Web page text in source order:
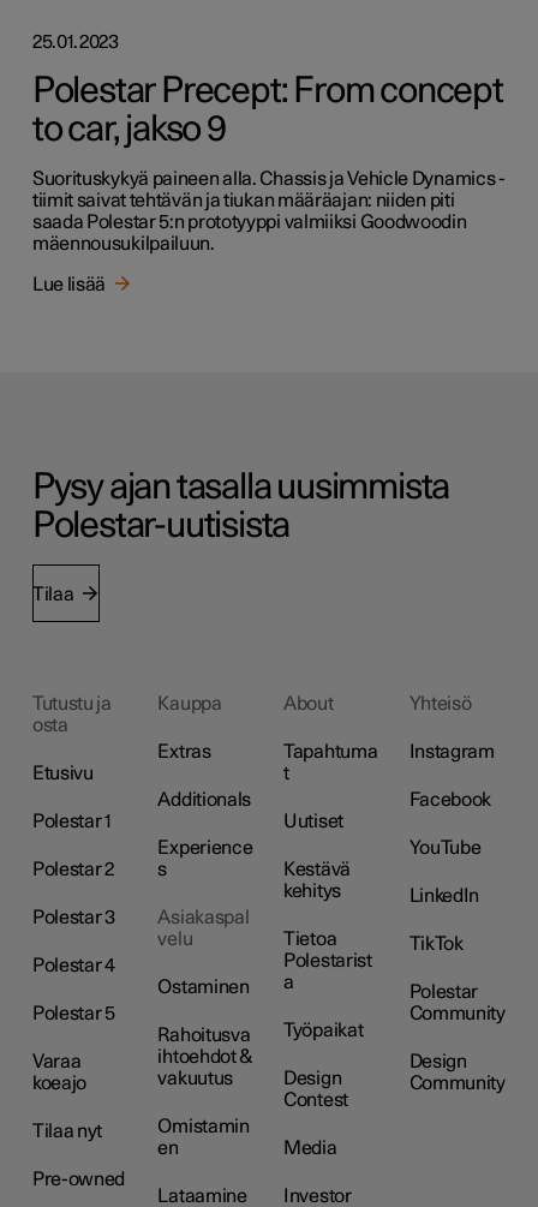
25.01.2023
Polestar Precept: From concept
to car, jakso 9
Suorituskykyä paineen alla. Chassis ja Vehicle Dynamics -
tiimit saivat tehtävän ja tiukan määräajan: niiden piti
saada Polestar 5:n prototyyppi valmiiksi Goodwoodin
mäennousukilpailuun.
Lue lisää
Pysy ajan tasalla uusimmista
Polestar-uutisista
Tilaa
Tutustu ja
osta
Etusivu
Polestar 1
Polestar 2
Polestar 3
Polestar 4
Polestar 5
Varaa
koeajo
Tilaa nyt
Pre-owned
Kauppa
Extras
Additionals
Experience
s
Asiakaspal
velu
Ostaminen
Rahoitusva
ihtoehdot &
vakuutus
Omistamin
en
Lataamine
About
Tapahtuma
t
Uutiset
Kestävä
kehitys
Tietoa
Polestarist
a
Työpaikat
Design
Contest
Media
Investor
Yhteisö
Instagram
Facebook
YouTube
LinkedIn
TikTok
Polestar
Community
Design
Community